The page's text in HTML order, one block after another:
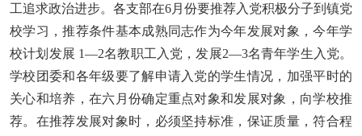
工追求政治进步。各支部在6月份要推荐入党积极分子到镇党
校学习，推荐条件基本成熟同志作为今年发展对象，今年学
校计划发展 1—2名教职工入党，发展2—3名青年学生入党。
学校团委和各年级要了解申请入党的学生情况，加强平时的
关心和培养，在六月份确定重点对象和发展对象，向学校推
荐。在推荐发展对象时，必须坚持标准，保证质量，符合程